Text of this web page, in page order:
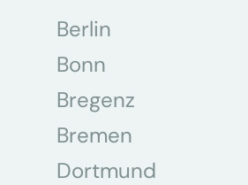
Berlin
Bonn
Bregenz
Bremen
Dortmund